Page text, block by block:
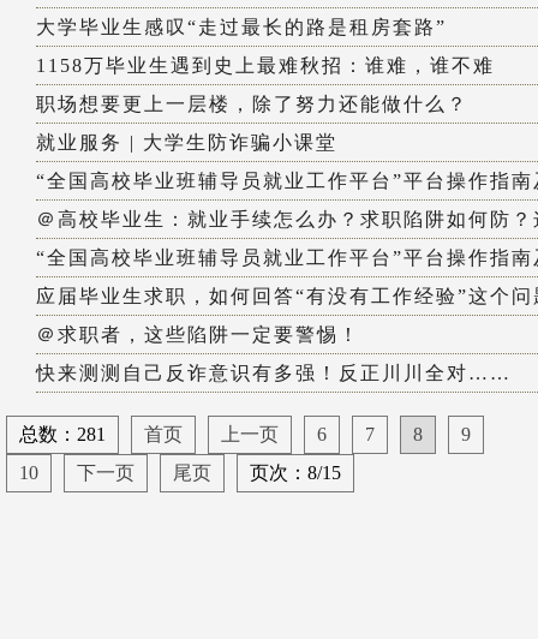
大学毕业生感叹“走过最长的路是租房套路”
1158万毕业生遇到史上最难秋招：谁难，谁不难
职场想要更上一层楼，除了努力还能做什么？
就业服务 | 大学生防诈骗小课堂
“全国高校毕业班辅导员就业工作平台”平台操作指
＠高校毕业生：就业手续怎么办？求职陷阱如何防
“全国高校毕业班辅导员就业工作平台”平台操作指
应届毕业生求职，如何回答“有没有工作经验”这个问
＠求职者，这些陷阱一定要警惕！
快来测测自己反诈意识有多强！反正川川全对……
总数：281 首页 上一页 6 7 8
9
10
下一页 尾页 页次：8/15